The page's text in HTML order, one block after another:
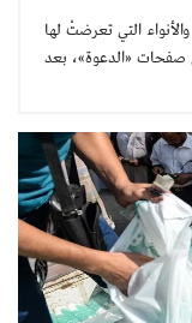
التي تعرضتْ لها
صفحات «الدعوة»، بعد